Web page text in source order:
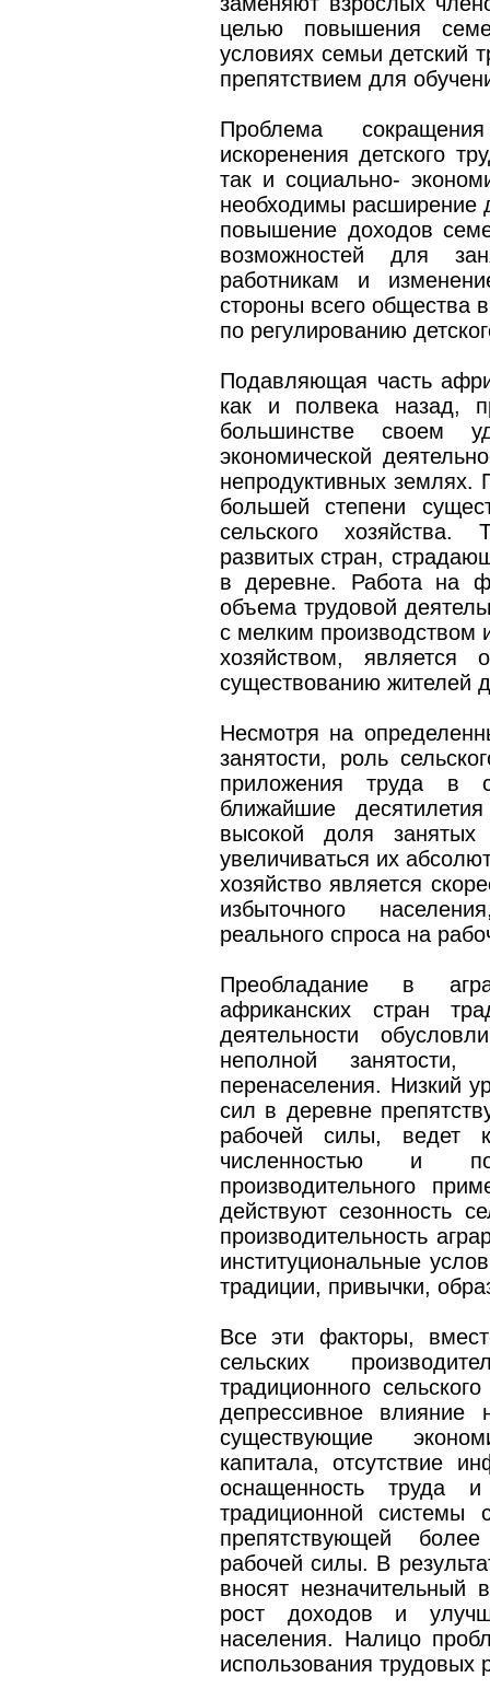
целью повышения
условиях семьи детский
препятствием для
Проблема
искоренения детского
так и социально-
необходимы расширение
повышение доходов
возможностей для
работникам и
стороны всего общества
по регулированию
Подавляющая часть
как и полвека назад,
большинстве своем
экономической
непродуктивных
большей степени
сельского
развитых стран,
в деревне. Работа на
объема трудовой
с мелким производством
хозяйством, является
существованию жителей
Несмотря на
занятости, роль
приложения труда в
ближайшие
высокой доля
увеличиваться их
хозяйство является
избыточного
реального спроса на
Преобладание в
африканских стран
деятельности
неполной занятости,
перенаселения. Низкий
сил в деревне
рабочей силы, ведет
численностью и
производительного
действуют сезонность
производительность
институциональные
традиции, привычки,
Все эти факторы,
сельских
традиционного
депрессивное влияние
существующие
капитала, отсутствие
оснащенность труда
традиционной системы
препятствующей
рабочей силы. В
вносят незначительный
рост доходов и
населения. Налицо
использования трудовых